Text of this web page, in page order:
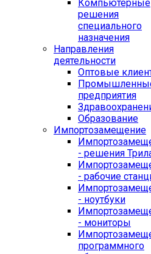
Компьютерные
решения
специального
назначения
Направления
деятельности
Оптовые
предприятия
Образование
Импортозамещение
- решения
- рабочие
- ноутбуки
- мониторы
программного